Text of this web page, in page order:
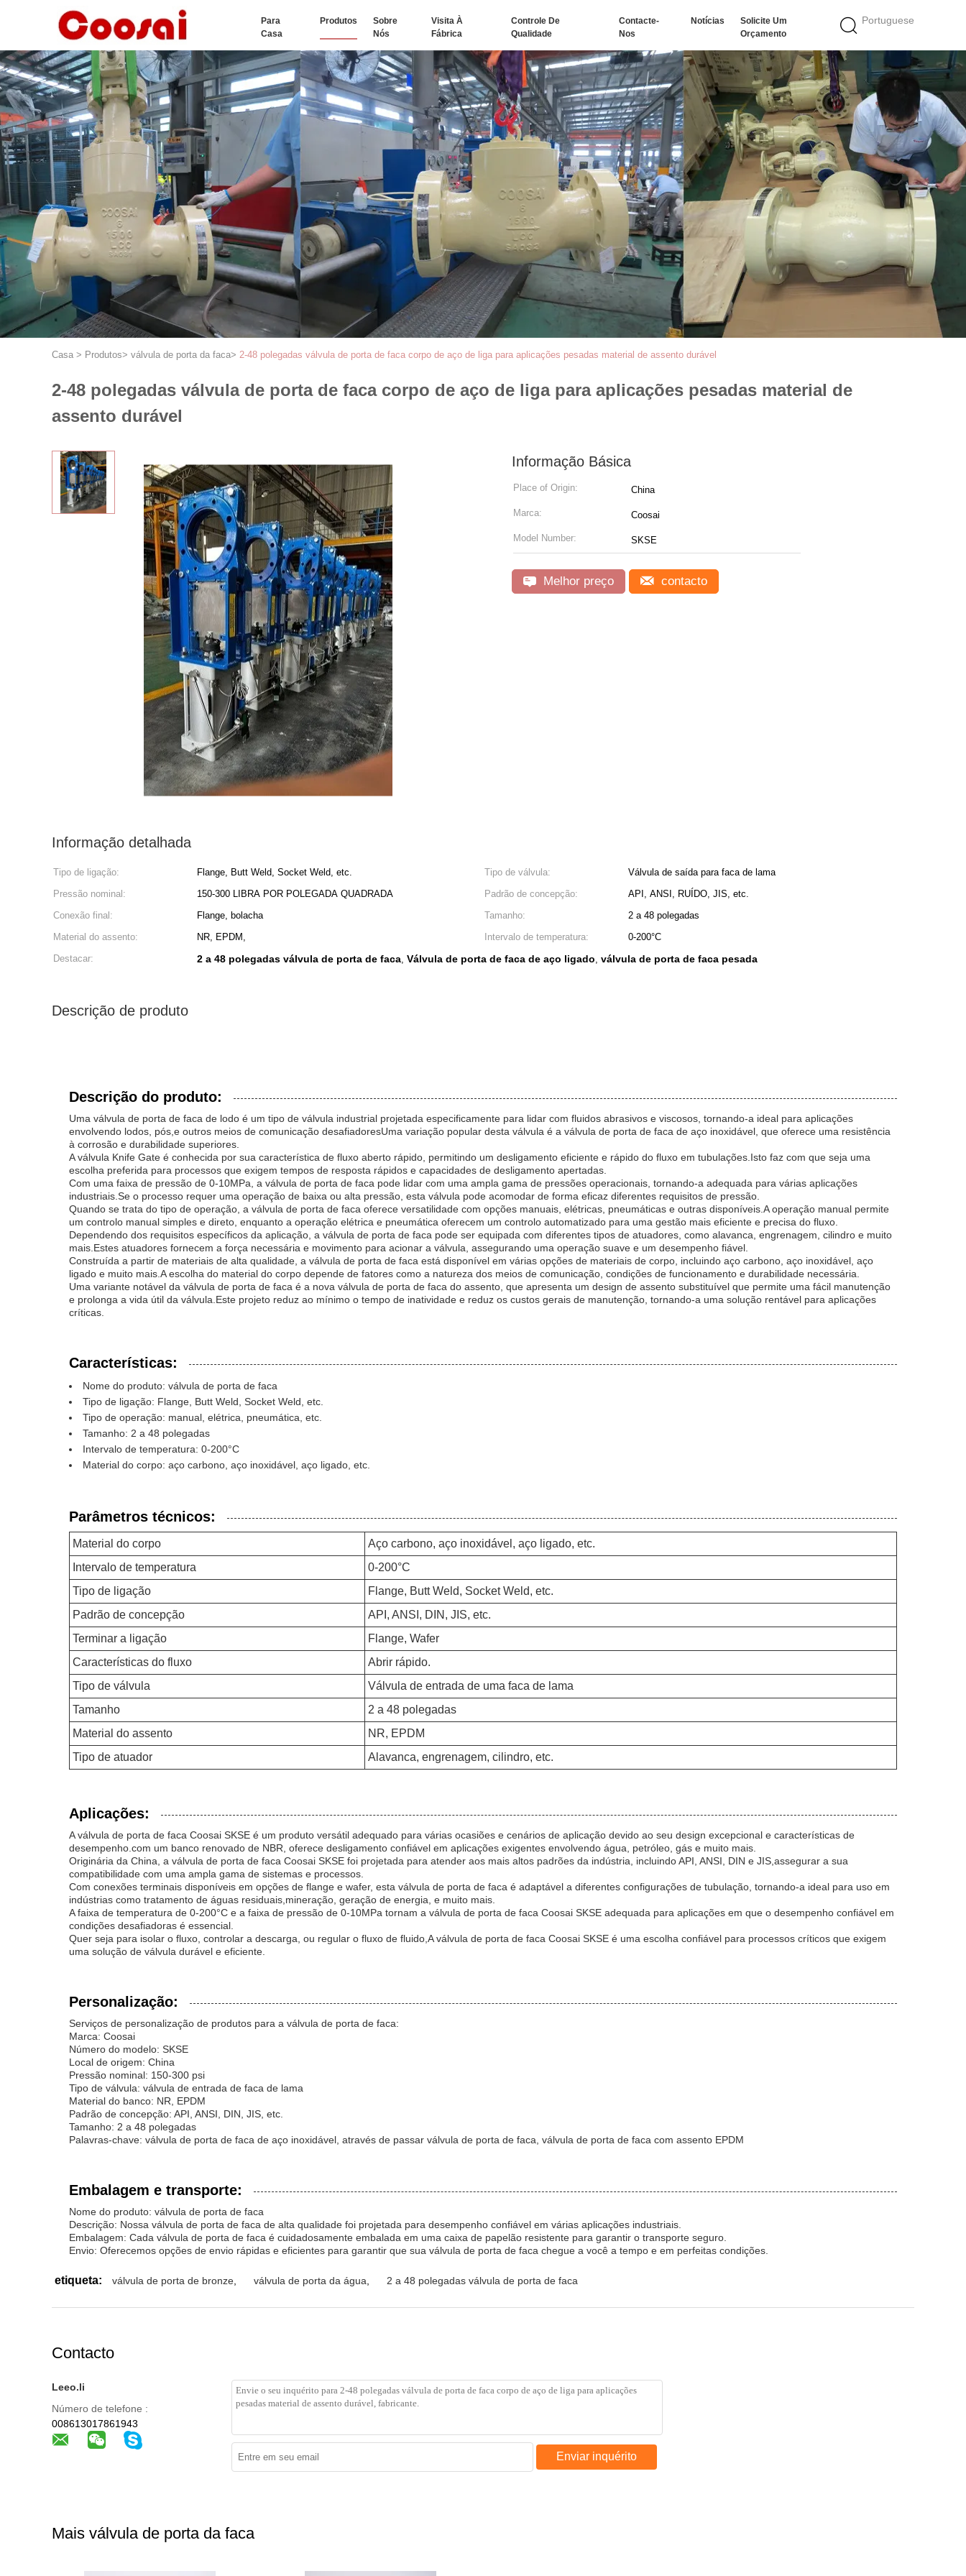
Portuguese
Para
Casa
Produtos
Sobre
Nós
Visita À
Fábrica
Controle De
Qualidade
Contacte-
Nos
Notícias
Solicite Um
Orçamento
Casa > Produtos> válvula de porta da faca> 2-48 polegadas válvula de porta de faca corpo de aço de liga para aplicações pesadas material de assento durável
2-48 polegadas válvula de porta de faca corpo de aço de liga para aplicações pesadas material de
assento durável
Informação Básica
Place of Origin: China
Marca: Coosai
Model Number: SKSE
Melhor preço contacto
Informação detalhada
Tipo de ligação: Flange, Butt Weld, Socket Weld, etc. Tipo de válvula:
Válvula de saída para faca de lama
Pressão nominal:
150-300 LIBRA POR POLEGADA QUADRADA Padrão de concepção:
API, ANSI, RUÍDO, JIS, etc.
Conexão final:
Flange, bolacha Tamanho:
2 a 48 polegadas
Material do assento:
NR, EPDM, Intervalo de temperatura:
0-200°C
Destacar:
2 a 48 polegadas válvula de porta de faca, Válvula de porta de faca de aço ligado, válvula de porta de faca pesada
Descrição de produto
Descrição do produto:
Uma válvula de porta de faca de lodo é um tipo de válvula industrial projetada especificamente para lidar com fluidos abrasivos e viscosos, tornando-a ideal para aplicações
envolvendo lodos, pós,e outros meios de comunicação desafiadoresUma variação popular desta válvula é a válvula de porta de faca de aço inoxidável, que oferece uma resistência
à corrosão e durabilidade superiores.
A válvula Knife Gate é conhecida por sua característica de fluxo aberto rápido, permitindo um desligamento eficiente e rápido do fluxo em tubulações.Isto faz com que seja uma
escolha preferida para processos que exigem tempos de resposta rápidos e capacidades de desligamento apertadas.
Com uma faixa de pressão de 0-10MPa, a válvula de porta de faca pode lidar com uma ampla gama de pressões operacionais, tornando-a adequada para várias aplicações
industriais.Se o processo requer uma operação de baixa ou alta pressão, esta válvula pode acomodar de forma eficaz diferentes requisitos de pressão.
Quando se trata do tipo de operação, a válvula de porta de faca oferece versatilidade com opções manuais, elétricas, pneumáticas e outras disponíveis.A operação manual permite
um controlo manual simples e direto, enquanto a operação elétrica e pneumática oferecem um controlo automatizado para uma gestão mais eficiente e precisa do fluxo.
Dependendo dos requisitos específicos da aplicação, a válvula de porta de faca pode ser equipada com diferentes tipos de atuadores, como alavanca, engrenagem, cilindro e muito
mais.Estes atuadores fornecem a força necessária e movimento para acionar a válvula, assegurando uma operação suave e um desempenho fiável.
Construída a partir de materiais de alta qualidade, a válvula de porta de faca está disponível em várias opções de materiais de corpo, incluindo aço carbono, aço inoxidável, aço
ligado e muito mais.A escolha do material do corpo depende de fatores como a natureza dos meios de comunicação, condições de funcionamento e durabilidade necessária.
Uma variante notável da válvula de porta de faca é a nova válvula de porta de faca do assento, que apresenta um design de assento substituível que permite uma fácil manutenção
e prolonga a vida útil da válvula.Este projeto reduz ao mínimo o tempo de inatividade e reduz os custos gerais de manutenção, tornando-a uma solução rentável para aplicações
críticas.
Características:
Nome do produto: válvula de porta de faca
Tipo de ligação: Flange, Butt Weld, Socket Weld, etc.
Tipo de operação: manual, elétrica, pneumática, etc.
Tamanho: 2 a 48 polegadas
Intervalo de temperatura: 0-200°C
Material do corpo: aço carbono, aço inoxidável, aço ligado, etc.
Parâmetros técnicos:
Material do corpo
Aço carbono, aço inoxidável, aço ligado, etc.
Intervalo de temperatura
0-200°C
Tipo de ligação
Flange, Butt Weld, Socket Weld, etc.
Padrão de concepção
API, ANSI, DIN, JIS, etc.
Terminar a ligação
Flange, Wafer
Características do fluxo
Abrir rápido.
Tipo de válvula
Válvula de entrada de uma faca de lama
Tamanho
2 a 48 polegadas
Material do assento
NR, EPDM
Tipo de atuador
Alavanca, engrenagem, cilindro, etc.
Aplicações:
A válvula de porta de faca Coosai SKSE é um produto versátil adequado para várias ocasiões e cenários de aplicação devido ao seu design excepcional e características de
desempenho.com um banco renovado de NBR, oferece desligamento confiável em aplicações exigentes envolvendo água, petróleo, gás e muito mais.
Originária da China, a válvula de porta de faca Coosai SKSE foi projetada para atender aos mais altos padrões da indústria, incluindo API, ANSI, DIN e JIS,assegurar a sua
compatibilidade com uma ampla gama de sistemas e processos.
Com conexões terminais disponíveis em opções de flange e wafer, esta válvula de porta de faca é adaptável a diferentes configurações de tubulação, tornando-a ideal para uso em
indústrias como tratamento de águas residuais,mineração, geração de energia, e muito mais.
A faixa de temperatura de 0-200°C e a faixa de pressão de 0-10MPa tornam a válvula de porta de faca Coosai SKSE adequada para aplicações em que o desempenho confiável em
condições desafiadoras é essencial.
Quer seja para isolar o fluxo, controlar a descarga, ou regular o fluxo de fluido,A válvula de porta de faca Coosai SKSE é uma escolha confiável para processos críticos que exigem
uma solução de válvula durável e eficiente.
Personalização:
Serviços de personalização de produtos para a válvula de porta de faca:
Marca: Coosai
Número do modelo: SKSE
Local de origem: China
Pressão nominal: 150-300 psi
Tipo de válvula: válvula de entrada de faca de lama
Material do banco: NR, EPDM
Padrão de concepção: API, ANSI, DIN, JIS, etc.
Tamanho: 2 a 48 polegadas
Palavras-chave: válvula de porta de faca de aço inoxidável, através de passar válvula de porta de faca, válvula de porta de faca com assento EPDM
Embalagem e transporte:
Nome do produto: válvula de porta de faca
Descrição: Nossa válvula de porta de faca de alta qualidade foi projetada para desempenho confiável em várias aplicações industriais.
Embalagem: Cada válvula de porta de faca é cuidadosamente embalada em uma caixa de papelão resistente para garantir o transporte seguro.
Envio: Oferecemos opções de envio rápidas e eficientes para garantir que sua válvula de porta de faca chegue a você a tempo e em perfeitas condições.
etiqueta: válvula de porta de bronze válvula de porta da água 2 a 48 polegadas válvula de porta de faca
Contacto
Leeo.li
Número de telefone :
008613017861943
Enviar inquérito
Mais válvula de porta da faca